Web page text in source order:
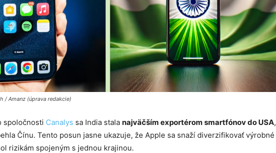
/ Amanz (úprava redakcie)
spoločnosti Canalys sa India stala najväčším exportérom smartfónov do USA,
Čínu. Tento posun jasne ukazuje, že Apple sa snaží diverzifikovať výrobné
rizikám spojeným s jednou krajinou.